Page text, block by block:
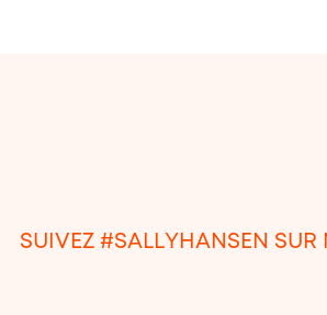
SUIVEZ #SALLYHANSEN SUR